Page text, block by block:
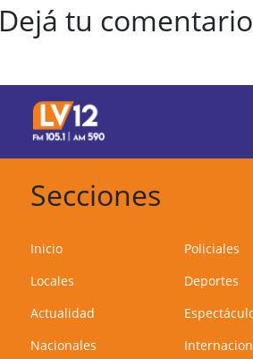
Dejá tu comentario
Secciones
Inicio
Locales
Actualidad
Nacionales
Policiales
Deportes